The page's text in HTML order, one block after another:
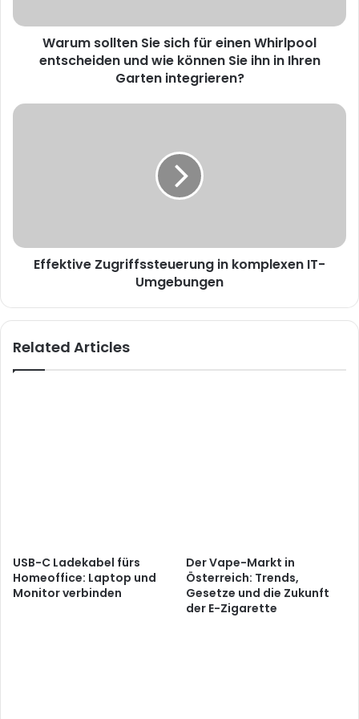
Warum sollten Sie sich für einen Whirlpool
entscheiden und wie können Sie ihn in Ihren
Garten integrieren?
Effektive Zugriffssteuerung in komplexen IT-
Umgebungen
Related Articles
USB-C Ladekabel fürs
Homeoffice: Laptop und
Monitor verbinden
Der Vape-Markt in
Österreich: Trends,
Gesetze und die Zukunft
der E-Zigarette